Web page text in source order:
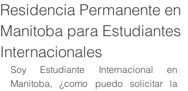
Residencia Permanente en
Manitoba para Estudiantes
Internacionales
Soy Estudiante Internacional en
Manitoba, ¿como puedo solicitar la